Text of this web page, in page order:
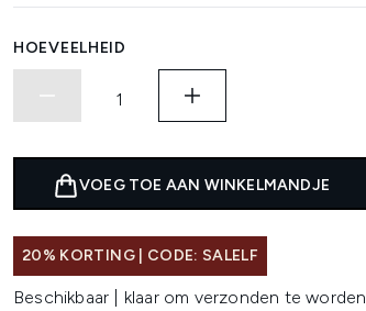
HOEVEELHEID
VOEG TOE AAN WINKELMANDJE
20% KORTING | CODE: SALELF
Beschikbaar | klaar om verzonden te worden